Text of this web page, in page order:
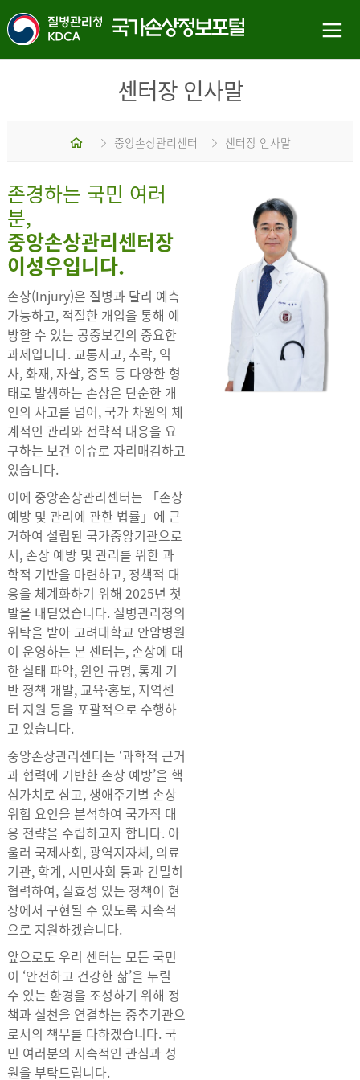
센터장 인사말
중앙손상관리센터 센터장 인사말
존경하는 국민 여러
분,
중앙손상관리센터장
이성우입니다.
손상(Injury)은 질병과 달리 예측
가능하고, 적절한 개입을 통해 예
방할 수 있는 공중보건의 중요한
과제입니다. 교통사고, 추락, 익
사, 화재, 자살, 중독 등 다양한 형
태로 발생하는 손상은 단순한 개
인의 사고를 넘어, 국가 차원의 체
계적인 관리와 전략적 대응을 요
구하는 보건 이슈로 자리매김하고
있습니다.
이에 중앙손상관리센터는 「손상
예방 및 관리에 관한 법률」에 근
거하여 설립된 국가중앙기관으로
서, 손상 예방 및 관리를 위한 과
학적 기반을 마련하고, 정책적 대
응을 체계화하기 위해 2025년 첫
발을 내딛었습니다. 질병관리청의
위탁을 받아 고려대학교 안암병원
이 운영하는 본 센터는, 손상에 대
한 실태 파악, 원인 규명, 통계 기
반 정책 개발, 교육·홍보, 지역센
터 지원 등을 포괄적으로 수행하
고 있습니다.
중앙손상관리센터는 ‘과학적 근거
과 협력에 기반한 손상 예방’을 핵
심가치로 삼고, 생애주기별 손상
위험 요인을 분석하여 국가적 대
응 전략을 수립하고자 합니다. 아
울러 국제사회, 광역지자체, 의료
기관, 학계, 시민사회 등과 긴밀히
협력하여, 실효성 있는 정책이 현
장에서 구현될 수 있도록 지속적
으로 지원하겠습니다.
앞으로도 우리 센터는 모든 국민
이 ‘안전하고 건강한 삶’을 누릴
수 있는 환경을 조성하기 위해 정
책과 실천을 연결하는 중추기관으
로서의 책무를 다하겠습니다. 국
민 여러분의 지속적인 관심과 성
원을 부탁드립니다.